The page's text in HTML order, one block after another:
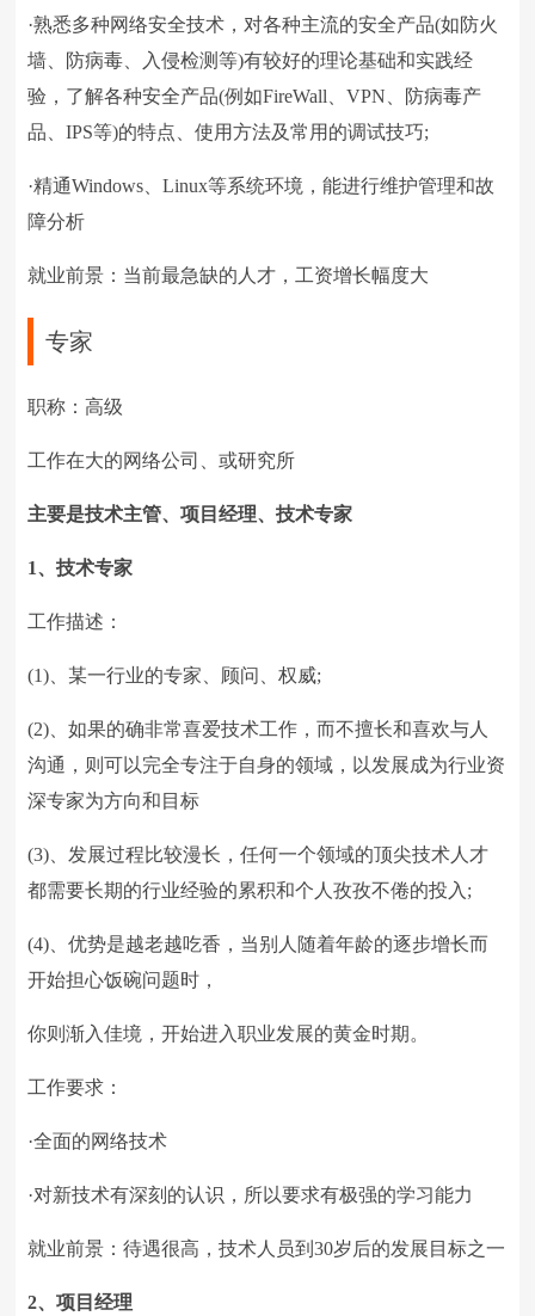
·熟悉多种网络安全技术，对各种主流的安全产品(如防火
墙、防病毒、入侵检测等)有较好的理论基础和实践经
验，了解各种安全产品(例如FireWall、VPN、防病毒产
品、IPS等)的特点、使用方法及常用的调试技巧;
·精通Windows、Linux等系统环境，能进行维护管理和故
障分析
就业前景：当前最急缺的人才，工资增长幅度大
专家
职称：高级
工作在大的网络公司、或研究所
主要是技术主管、项目经理、技术专家
1、技术专家
工作描述：
(1)、某一行业的专家、顾问、权威;
(2)、如果的确非常喜爱技术工作，而不擅长和喜欢与人
沟通，则可以完全专注于自身的领域，以发展成为行业资
深专家为方向和目标
(3)、发展过程比较漫长，任何一个领域的顶尖技术人才
都需要长期的行业经验的累积和个人孜孜不倦的投入;
(4)、优势是越老越吃香，当别人随着年龄的逐步增长而
开始担心饭碗问题时，
你则渐入佳境，开始进入职业发展的黄金时期。
工作要求：
·全面的网络技术
·对新技术有深刻的认识，所以要求有极强的学习能力
就业前景：待遇很高，技术人员到30岁后的发展目标之一
2、项目经理